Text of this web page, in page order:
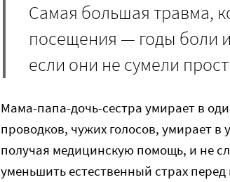
Самая большая травма,
посещения — годы боли
если они не сумели
Мама-папа-дочь-сестра умирает в
проводков, чужих голосов, умирает
получая медицинскую помощь, и не
уменьшить естественный страх